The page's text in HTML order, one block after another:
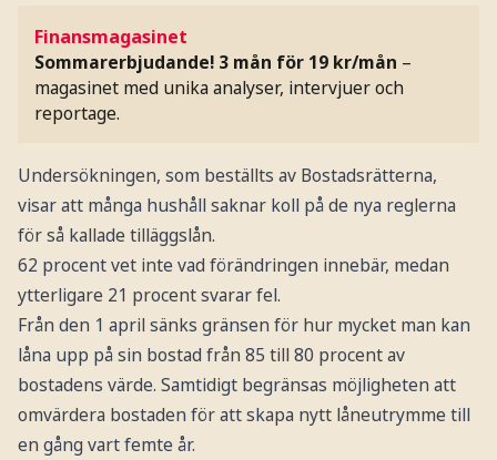
Finansmagasinet
Sommarerbjudande! 3 mån för 19 kr/mån –
magasinet med unika analyser, intervjuer och
reportage.
Undersökningen, som beställts av Bostadsrätterna,
visar att många hushåll saknar koll på de nya reglerna
för så kallade tilläggslån.
62 procent vet inte vad förändringen innebär, medan
ytterligare 21 procent svarar fel.
Från den 1 april sänks gränsen för hur mycket man kan
låna upp på sin bostad från 85 till 80 procent av
bostadens värde. Samtidigt begränsas möjligheten att
omvärdera bostaden för att skapa nytt låneutrymme till
en gång vart femte år.